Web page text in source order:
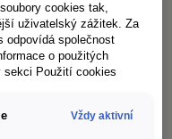
aktuální
a přístup k
vám pomohou
se svým
cookies tak,
uživatelský zážitek. Za
odpovídá společnost
o použitých
sekci Použití cookies
Vždy aktivní